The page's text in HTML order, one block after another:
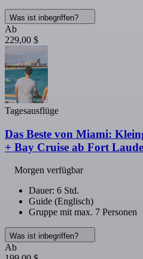
Was ist inbegriffen?
Ab
229,00 $
Tagesausflüge
Das Beste von Miami:
+ Bay Cruise ab Fort
Morgen verfügbar
Dauer: 6 Std.
Guide (Englisch)
Gruppe mit max. 7 Personen
Was ist inbegriffen?
Ab